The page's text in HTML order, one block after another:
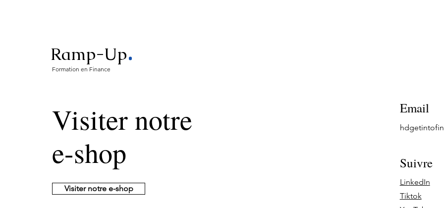
Ramp-Up.
Formation en Finance
Visiter notre
e-shop
Visiter notre e-shop
Email
Suivre
LinkedIn
Tiktok